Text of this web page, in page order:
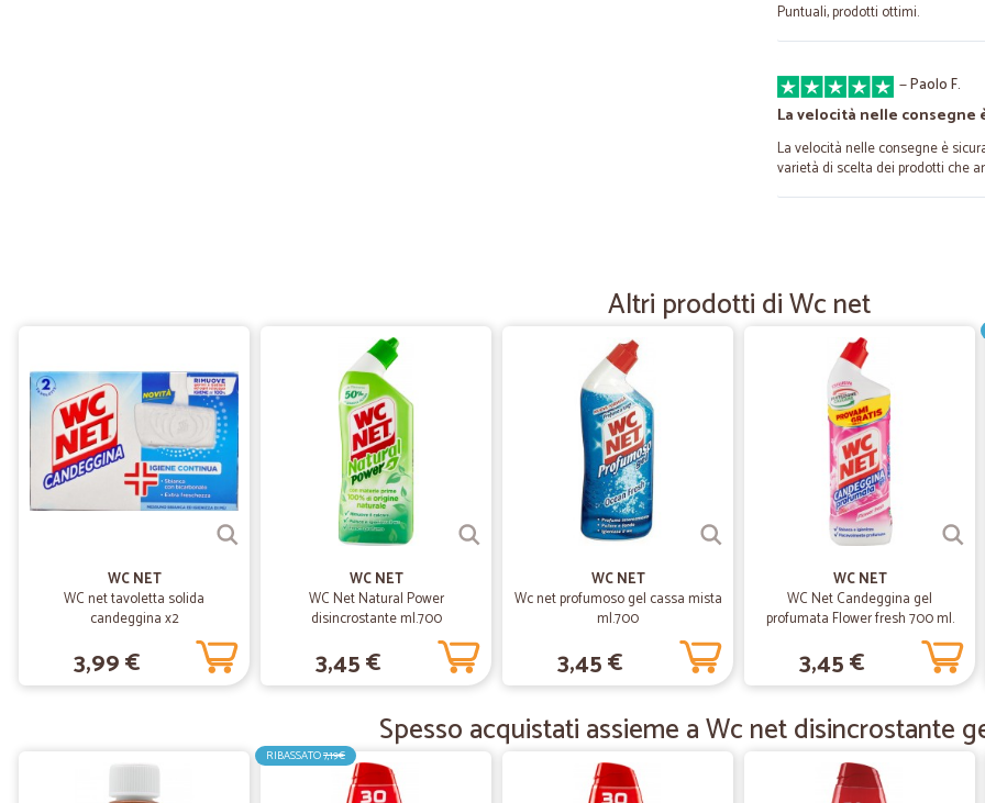
Puntuali, prodotti ottimi.
—Paolo F.
La velocità nelle consegne
La velocità nelle consegne è
varietà di scelta dei prodotti che
Trovo i prodotti che cerco al
OK tutto perfetto
OK tutto perfetto
Prodotti arrivati integri
Prodotti arrivati integri,
Federica F.
Super consigliato
Veloci e precisi . Confezione
Altri prodotti di Wc net
WC NET
WC net tavoletta solida
candeggina x2
3,99 €
WC NET
WC Net Natural Power
disincrostante ml.700
3,45 €
WC NET
Wc net profumoso gel cassa mista
ml.700
3,45 €
WC NET
WC Net Candeggina gel
profumata Flower fresh 700 ml.
3,45 €
Spesso acquistati assieme a Wc net disincrostante
RIBASSATO7,19€